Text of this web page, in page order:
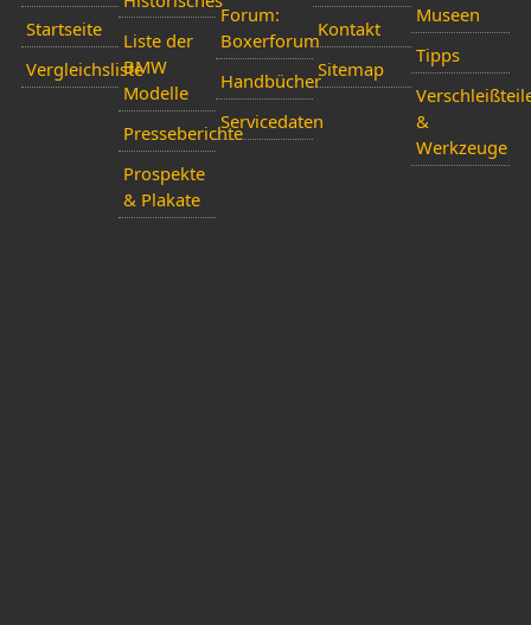
Startseite
Vergleichsliste
Liste der
BMW
Modelle
Presseberichte
Prospekte
& Plakate
Forum:
Boxerforum
Handbücher
Servicedaten
Kontakt
Sitemap
Museen
Tipps
&
Werkzeuge